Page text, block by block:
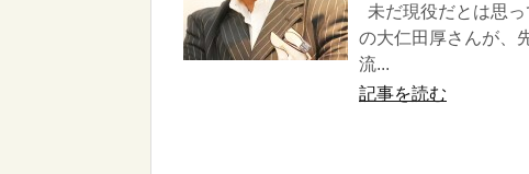
未だ現役だとは思
の大仁田厚さんが、
流...
記事を読む